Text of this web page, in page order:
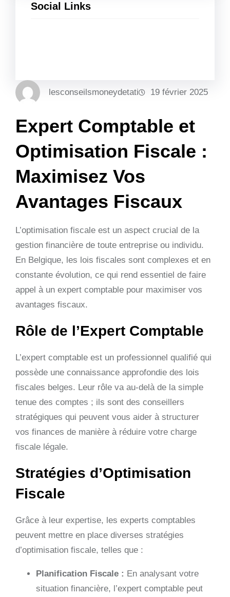
Social Links
lesconseilsmoneydetati 19 février 2025
Expert Comptable et
Optimisation Fiscale :
Maximisez Vos
Avantages Fiscaux
L’optimisation fiscale est un aspect crucial de la
gestion financière de toute entreprise ou individu.
En Belgique, les lois fiscales sont complexes et en
constante évolution, ce qui rend essentiel de faire
appel à un expert comptable pour maximiser vos
avantages fiscaux.
Rôle de l’Expert Comptable
L’expert comptable est un professionnel qualifié qui
possède une connaissance approfondie des lois
fiscales belges. Leur rôle va au-delà de la simple
tenue des comptes ; ils sont des conseillers
stratégiques qui peuvent vous aider à structurer
vos finances de manière à réduire votre charge
fiscale légale.
Stratégies d’Optimisation
Fiscale
Grâce à leur expertise, les experts comptables
peuvent mettre en place diverses stratégies
d’optimisation fiscale, telles que :
Planification Fiscale : En analysant votre
situation financière, l’expert comptable peut